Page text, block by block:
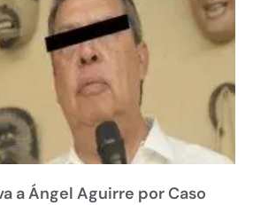
a Ángel Aguirre por Caso